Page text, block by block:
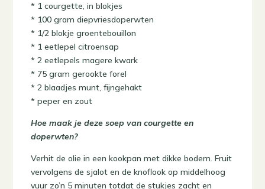
* 1 courgette, in blokjes
* 100 gram diepvriesdoperwten
* 1/2 blokje groentebouillon
* 1 eetlepel citroensap
* 2 eetlepels magere kwark
* 75 gram gerookte forel
* 2 blaadjes munt, fijngehakt
* peper en zout
Hoe maak je deze soep van courgette en
doperwten?
Verhit de olie in een kookpan met dikke bodem. Fruit
vervolgens de sjalot en de knoflook op middelhoog
vuur zo’n 5 minuten totdat de stukjes zacht en